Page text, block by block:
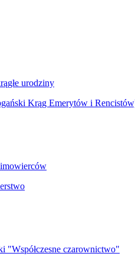
urodziny
Krąg Emerytów i
"Współczesne czarownictwo"